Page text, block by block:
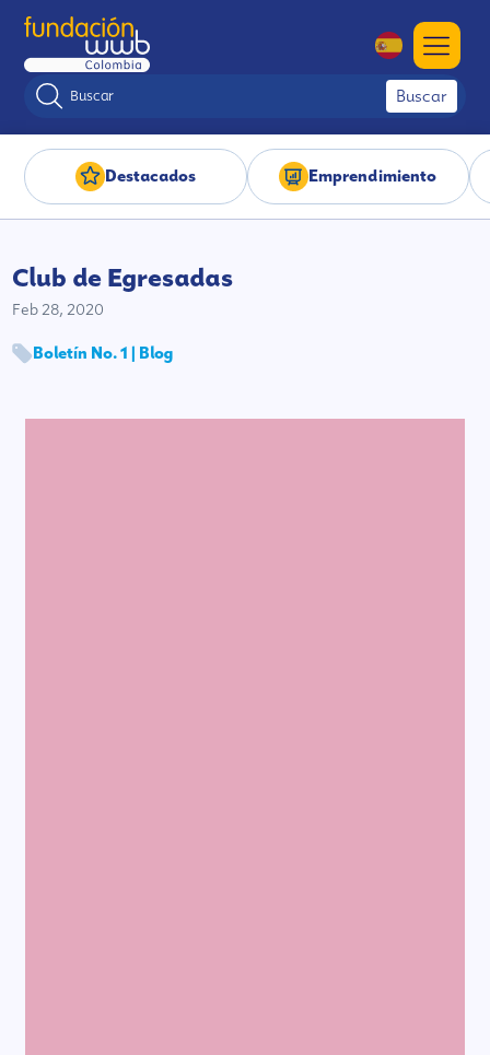
Buscar
Destacados Emprendimiento
Club de Egresadas
Feb 28, 2020
Boletín No. 1 | Blog